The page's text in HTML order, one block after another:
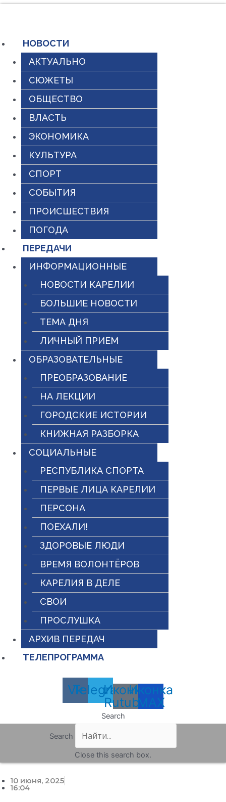
содержимому
НОВОСТИ
АКТУАЛЬНО
СЮЖЕТЫ
ОБЩЕСТВО
ВЛАСТЬ
ЭКОНОМИКА
КУЛЬТУРА
СПОРТ
СОБЫТИЯ
ПРОИСШЕСТВИЯ
ПОГОДА
ПЕРЕДАЧИ
ИНФОРМАЦИОННЫЕ
НОВОСТИ КАРЕЛИИ
БОЛЬШИЕ НОВОСТИ
ТЕМА ДНЯ
ЛИЧНЫЙ ПРИЕМ
ОБРАЗОВАТЕЛЬНЫЕ
ПРЕОБРАЗОВАНИЕ
НА ЛЕКЦИИ
ГОРОДСКИЕ ИСТОРИИ
КНИЖНАЯ РАЗБОРКА
СОЦИАЛЬНЫЕ
РЕСПУБЛИКА СПОРТА
ПЕРВЫЕ ЛИЦА КАРЕЛИИ
ПЕРСОНА
ПОЕХАЛИ!
ЗДОРОВЫЕ ЛЮДИ
ВРЕМЯ ВОЛОНТЁРОВ
КАРЕЛИЯ В ДЕЛЕ
СВОИ
ПРОСЛУШКА
АРХИВ ПЕРЕДАЧ
ТЕЛЕПРОГРАММА
Vk
Telegram
Иконка
Rutube
Иконка
MAX
Search
Search
Close this search box.
10 июня, 2025
16:04